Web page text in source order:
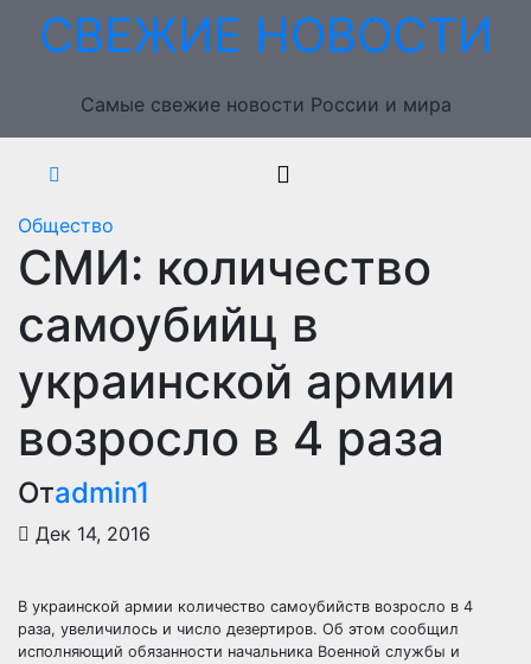
ПерейтиСВЕЖИЕ НОВОСТИ
Самые свежие новости России и мира
Общество
СМИ: количество
самоубийц в
украинской армии
возросло в 4 раза
Отadmin1
Дек 14, 2016
В украинской армии количество самоубийств возросло в 4
раза, увеличилось и число дезертиров. Об этом сообщил
исполняющий обязанности начальника Военной службы и